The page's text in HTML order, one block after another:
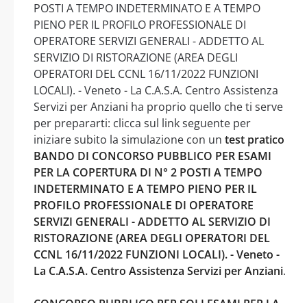
POSTI A TEMPO INDETERMINATO E A TEMPO
PIENO PER IL PROFILO PROFESSIONALE DI
OPERATORE SERVIZI GENERALI - ADDETTO AL
SERVIZIO DI RISTORAZIONE (AREA DEGLI
OPERATORI DEL CCNL 16/11/2022 FUNZIONI
LOCALI). - Veneto - La C.A.S.A. Centro Assistenza
Servizi per Anziani ha proprio quello che ti serve
per prepararti: clicca sul link seguente per
iniziare subito la simulazione con un test pratico
BANDO DI CONCORSO PUBBLICO PER ESAMI
PER LA COPERTURA DI N° 2 POSTI A TEMPO
INDETERMINATO E A TEMPO PIENO PER IL
PROFILO PROFESSIONALE DI OPERATORE
SERVIZI GENERALI - ADDETTO AL SERVIZIO DI
RISTORAZIONE (AREA DEGLI OPERATORI DEL
CCNL 16/11/2022 FUNZIONI LOCALI). - Veneto -
La C.A.S.A. Centro Assistenza Servizi per Anziani.